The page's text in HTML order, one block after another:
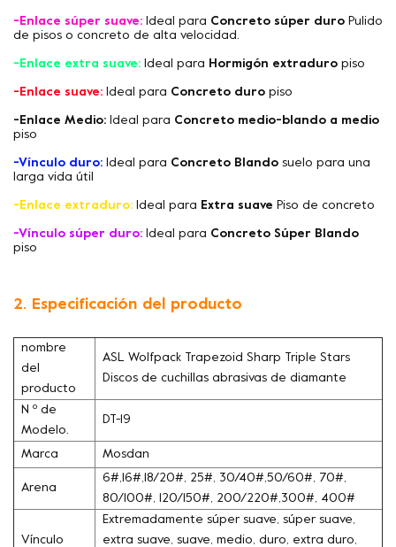
-Enlace súper suave: Ideal para Concreto súper duro Pulido
de pisos o concreto de alta velocidad.
-Enlace extra suave: Ideal para Hormigón extraduro piso
-Enlace suave: Ideal para Concreto duro piso
-Enlace Medio: Ideal para Concreto medio-blando a medio
piso
-Vínculo duro: Ideal para Concreto Blando suelo para una
larga vida útil
-Enlace extraduro: Ideal para Extra suave Piso de concreto
-Vínculo súper duro: Ideal para Concreto Súper Blando
piso
2. Especificación del producto
nombre
del
producto
ASL Wolfpack Trapezoid Sharp Triple Stars
Discos de cuchillas abrasivas de diamante
N º de
Modelo.
DT-19
Marca Mosdan
Arena
6#,16#,18/20#, 25#, 30/40#,50/60#, 70#,
80/100#, 120/150#, 200/220#,300#, 400#
Vínculo
Extremadamente súper suave, súper suave,
extra suave, suave, medio, duro, extra duro,